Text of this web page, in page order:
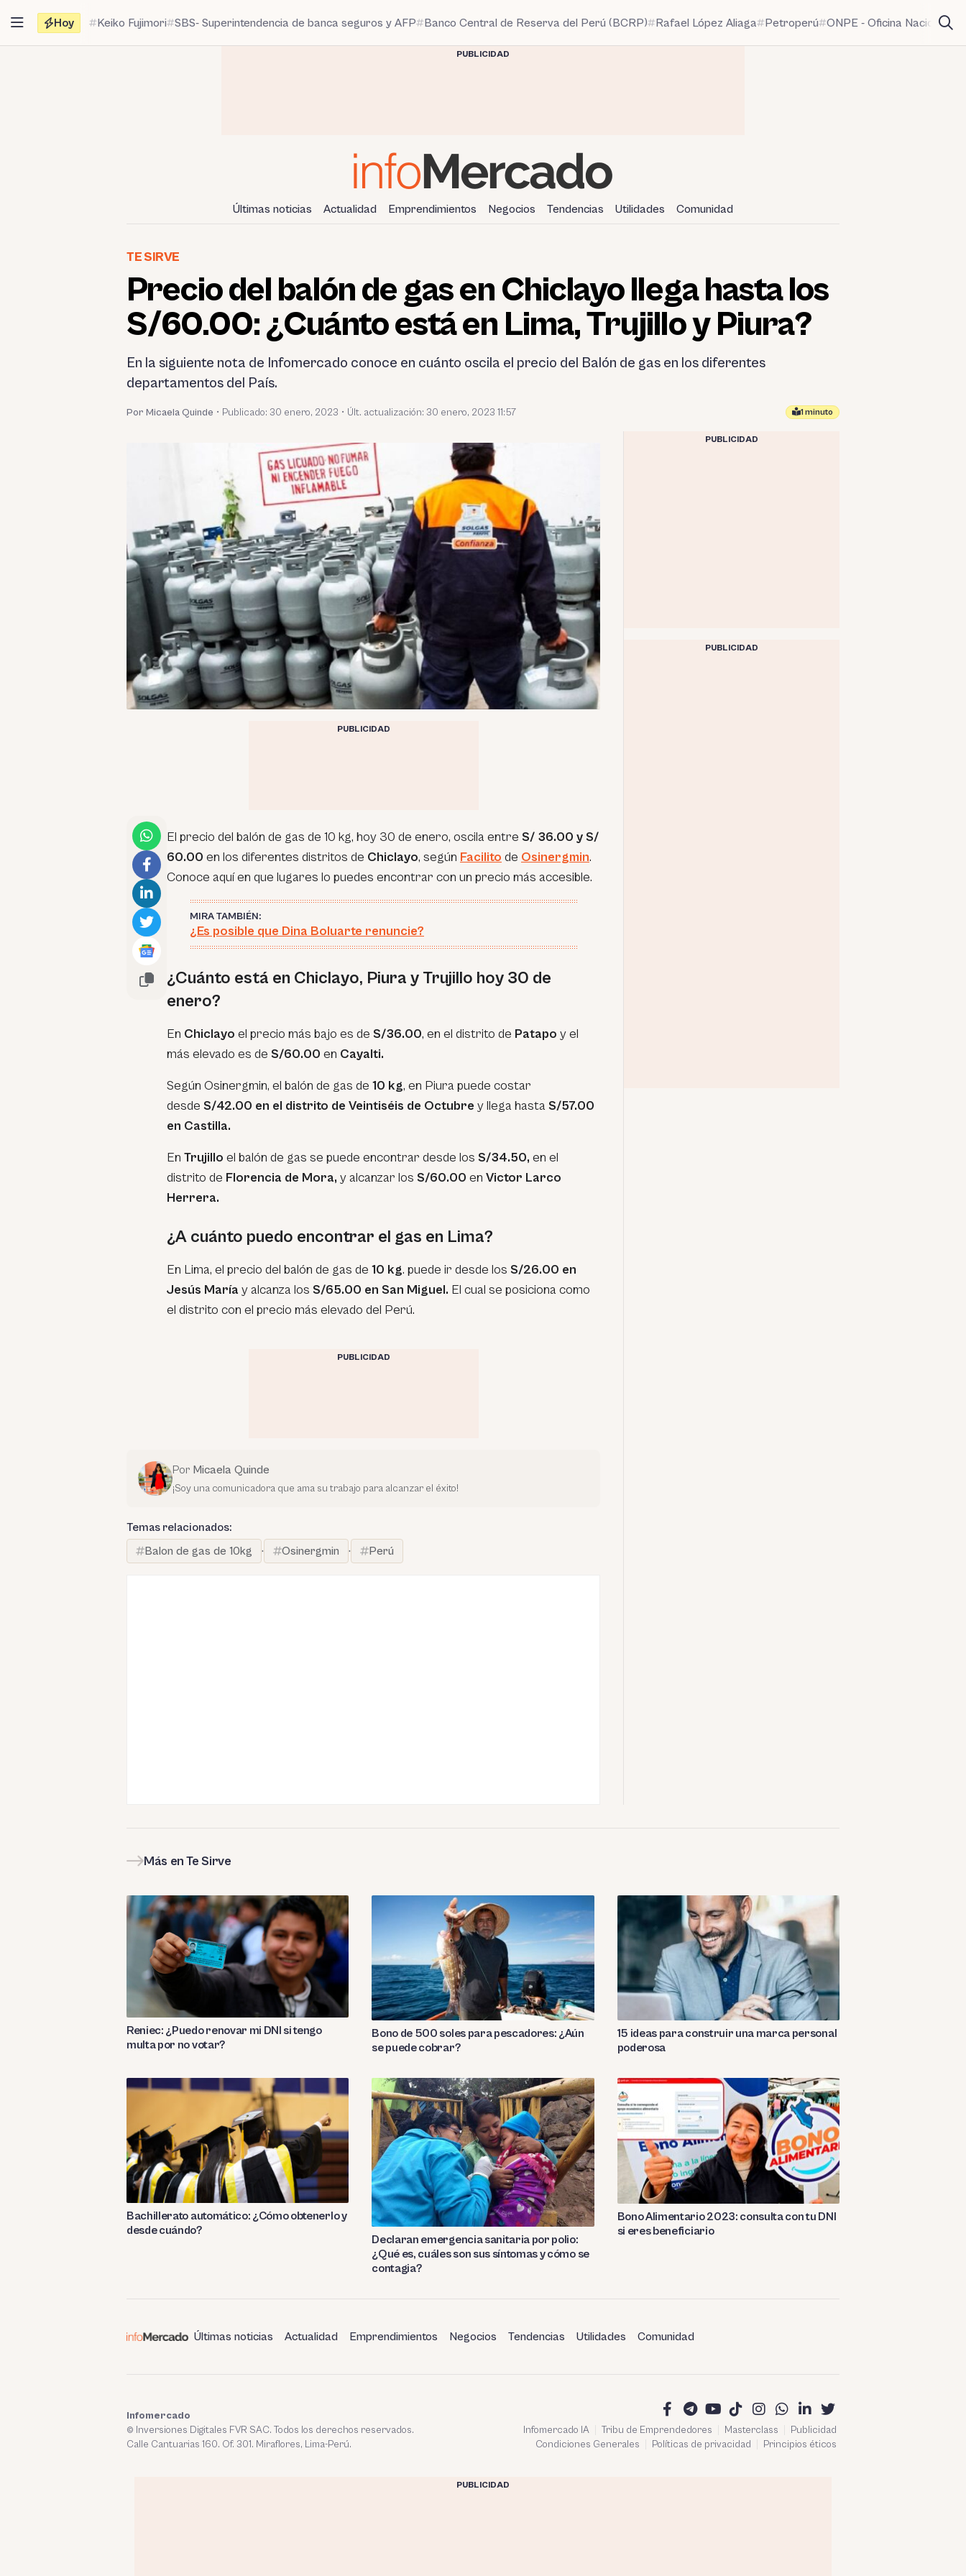
contenido
Hoy Keiko Fujimori SBS- Superintendencia de banca seguros y AFP Banco Central de Reserva del Perú (BCRP) Rafael López Aliaga Petroperú ONPE - Oficina Nacional
PUBLICIDAD
Últimas noticias Actualidad Emprendimientos Negocios Tendencias Utilidades Comunidad
TE SIRVE
Precio del balón de gas en Chiclayo llega hasta los
S/60.00: ¿Cuánto está en Lima, Trujillo y Piura?
En la siguiente nota de Infomercado conoce en cuánto oscila el precio del Balón de gas en los diferentes
departamentos del País.
Por Micaela Quinde • Publicado: 30 enero, 2023 • Últ. actualización: 30 enero, 2023 11:57 1 minuto
PUBLICIDAD
El precio del balón de gas de 10 kg, hoy 30 de enero, oscila entre S/ 36.00 y S/
60.00 en los diferentes distritos de Chiclayo, según Facilito de Osinergmin.
Conoce aquí en que lugares lo puedes encontrar con un precio más accesible.
MIRA TAMBIÉN:
¿Es posible que Dina Boluarte renuncie?
¿Cuánto está en Chiclayo, Piura y Trujillo hoy 30 de
enero?
En Chiclayo el precio más bajo es de S/36.00, en el distrito de Patapo y el
más elevado es de S/60.00 en Cayalti.
Según Osinergmin, el balón de gas de 10 kg, en Piura puede costar
desde S/42.00 en el distrito de Veintiséis de Octubre y llega hasta S/57.00
en Castilla.
En Trujillo el balón de gas se puede encontrar desde los S/34.50, en el
distrito de Florencia de Mora, y alcanzar los S/60.00 en Victor Larco
Herrera.
¿A cuánto puedo encontrar el gas en Lima?
En Lima, el precio del balón de gas de 10 kg. puede ir desde los S/26.00 en
Jesús María y alcanza los S/65.00 en San Miguel. El cual se posiciona como
el distrito con el precio más elevado del Perú.
PUBLICIDAD
Por Micaela Quinde
¡Soy una comunicadora que ama su trabajo para alcanzar el éxito!
Temas relacionados:
Balon de gas de 10kg
· Osinergmin · Perú
PUBLICIDAD
PUBLICIDAD
Más en Te Sirve
Reniec: ¿Puedo renovar mi DNI si tengo
multa por no votar?
Bono de 500 soles para pescadores: ¿Aún
se puede cobrar?
15 ideas para construir una marca personal
poderosa
Bachillerato automático: ¿Cómo obtenerlo y
desde cuándo?
Declaran emergencia sanitaria por polio:
¿Qué es, cuáles son sus síntomas y cómo se
contagia?
Bono Alimentario 2023: consulta con tu DNI
si eres beneficiario
Últimas noticias Actualidad Emprendimientos Negocios Tendencias Utilidades Comunidad
Infomercado IA Tribu de Emprendedores Masterclass
Publicidad
Condiciones Generales
Políticas de privacidad Principios éticos
Infomercado
© Inversiones Digitales FVR SAC. Todos los derechos reservados.
Calle Cantuarias 160. Of. 301. Miraflores, Lima-Perú.
PUBLICIDAD